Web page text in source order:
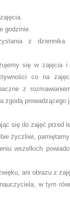
godzinie.
z dziennika
się w zajęcia
co na
z
zgodą prowadzącego
się do zajęć przed
życzliwi,
wszelkich
ani obrazu z
w tym